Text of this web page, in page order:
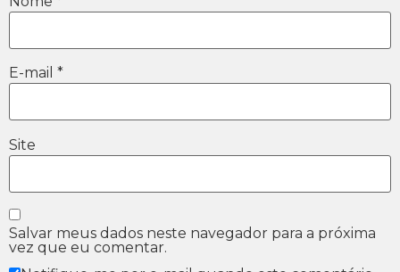
E-mail *
Site
Salvar meus dados neste navegador para a próxima
vez que eu comentar.